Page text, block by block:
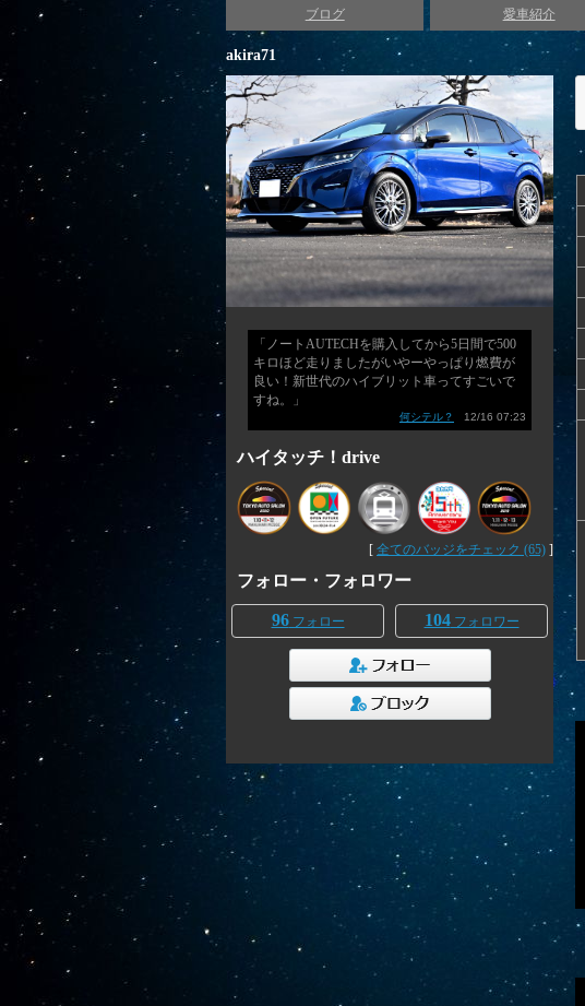
ブログ 愛車紹介
akira71
「ノートAUTECHを購入してから5日間で500
キロほど走りましたがいやーやっぱり燃費が
良い！新世代のハイブリット車ってすごいで
すね。」
何シテル？ 12/16 07:23
ハイタッチ！drive
[ 全てのバッジをチェック (65) ]
フォロー・フォロワー
96フォロー 104フォロワー